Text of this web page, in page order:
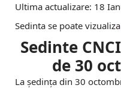
Ultima actualizare: 18
Sedinta se poate vizualiza
Sedinte
de 30
La ședința din 30